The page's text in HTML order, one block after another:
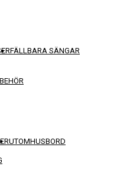
FÄLLBARA SÄNGAR
UTOMHUSBORD